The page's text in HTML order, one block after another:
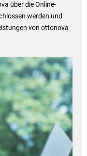
über die Online-
werden und
von ottonova